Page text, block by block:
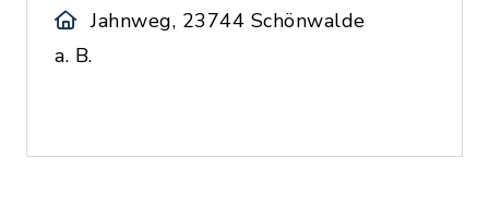
Jahnweg, 23744 Schönwalde
a. B.